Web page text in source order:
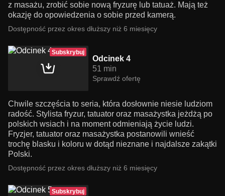
z masażu, zrobić sobie nową fryzurę lub tatuaż. Mają też
okazję do opowiedzenia o sobie przed kamerą.
Dostępność przez okres dłuższy niż 6 miesięcy
Subskrybuj
Odcinek 4
51 min
Sprawdź ofertę
Chwile szczęścia to seria, która dosłownie niesie ludziom
radość. Stylista fryzur, tatuator oraz masażystka jeżdżą po
polskich wsiach i na moment odmieniają życie ludzi.
Fryzjer, tatuator oraz masażystka postanowili wnieść
trochę blasku i koloru w dotąd nieznane i najdalsze zakątki
Polski.
Dostępność przez okres dłuższy niż 6 miesięcy
Subskrybuj